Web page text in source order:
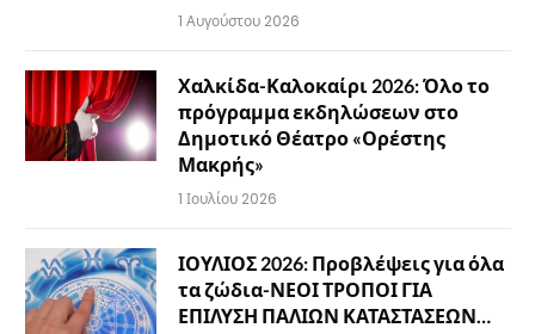
1 Αυγούστου 2026
Χαλκίδα-Καλοκαίρι 2026: Όλο το
πρόγραμμα εκδηλώσεων στο
Δημοτικό Θέατρο «Ορέστης
Μακρής»
1 Ιουλίου 2026
ΙΟΥΛΙΟΣ 2026: Προβλέψεις για όλα
τα ζώδια-ΝΕΟΙ ΤΡΟΠΟΙ ΓΙΑ
ΕΠΙΛΥΣΗ ΠΑΛΙΩΝ ΚΑΤΑΣΤΑΣΕΩΝ…